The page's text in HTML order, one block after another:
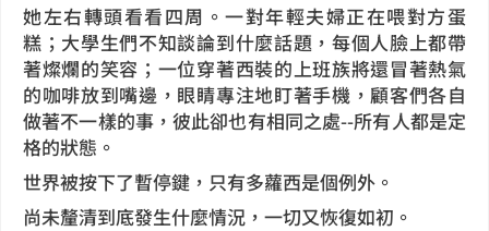
她左右轉頭看看四周。一對年輕夫婦正在喂對方蛋
糕；大學生們不知談論到什麼話題，每個人臉上都帶
著燦爛的笑容；一位穿著西裝的上班族將還冒著熱氣
的咖啡放到嘴邊，眼睛專注地盯著手機，顧客們各自
做著不一樣的事，彼此卻也有相同之處--所有人都是定
格的狀態。
世界被按下了暫停鍵，只有多蘿西是個例外。
尚未釐清到底發生什麼情況，一切又恢復如初。